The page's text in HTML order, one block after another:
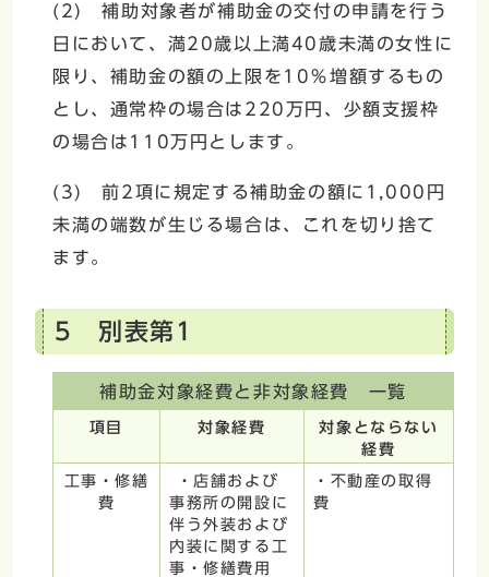
(2) 補助対象者が補助金の交付の申請を行う
日において、満20歳以上満40歳未満の女性に
限り、補助金の額の上限を10％増額するもの
とし、通常枠の場合は220万円、少額支援枠
の場合は110万円とします。
(3) 前2項に規定する補助金の額に1,000円
未満の端数が生じる場合は、これを切り捨て
ます。
5 別表第1
補助金対象経費と非対象経費 一覧
項目 対象経費
対象とならない
経費
工事・修繕
費
・店舗および
事務所の開設に
伴う外装および
内装に関する工
事・修繕費用
・不動産の取得
費